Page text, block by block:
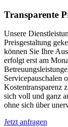
Transparente
Unsere
Preisgestaltung
können Sie Ihre
erfolgt erst am
Servicepauschalen
Kostentransparenz
sich voll und ganz
ohne sich über
Jetzt anfragen